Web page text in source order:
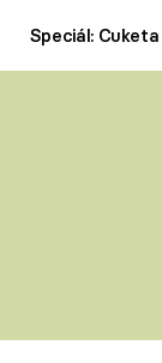
Speciál: Cuketa